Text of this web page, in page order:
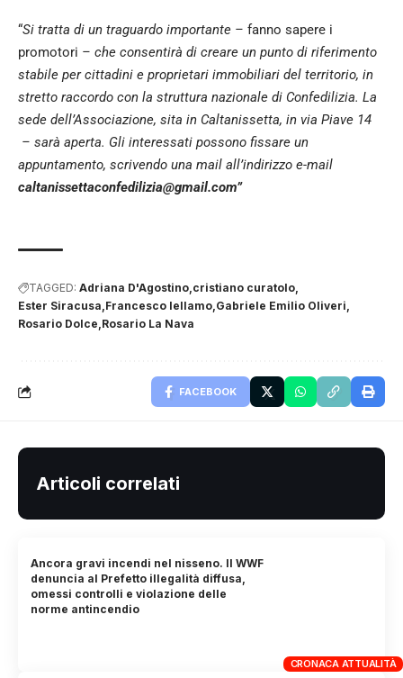
“Si tratta di un traguardo importante – fanno sapere i
promotori – che consentirà di creare un punto di riferimento
stabile per cittadini e proprietari immobiliari del territorio, in
stretto raccordo con la struttura nazionale di Confedilizia. La
sede dell’Associazione, sita in Caltanissetta, in via Piave 14
– sarà aperta. Gli interessati possono fissare un
appuntamento, scrivendo una mail all’indirizzo e-mail
caltanissettaconfedilizia@gmail.com”
TAGGED: Adriana D'Agostino cristiano curatolo
Ester Siracusa Francesco Iellamo Gabriele Emilio Oliveri
Rosario Dolce Rosario La Nava
FACEBOOK
Articoli correlati
CRONACA ATTUALITÀ
Ancora gravi incendi nel nisseno. Il WWF
denuncia al Prefetto illegalità diffusa,
omessi controlli e violazione delle
norme antincendio